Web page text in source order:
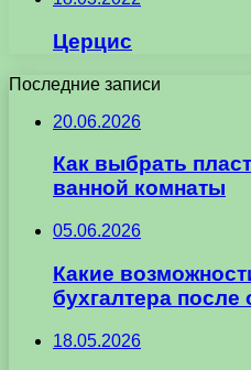
Церцис
Последние записи
20.06.2026
Как выбрать
ванной комнаты
05.06.2026
Какие
бухгалтера после
18.05.2026